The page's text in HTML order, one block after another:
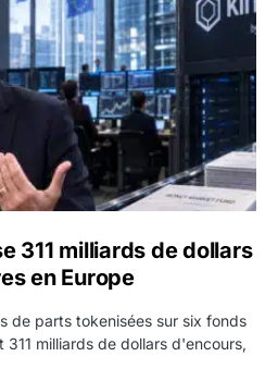
311 milliards de dollars
en Europe
de parts tokenisées sur six fonds
311 milliards de dollars d'encours,